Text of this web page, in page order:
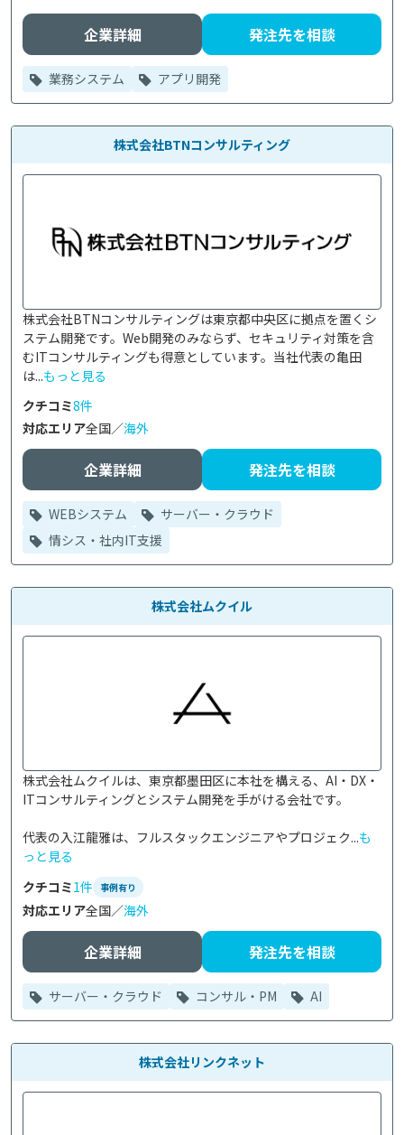
企業詳細 発注先を相談
業務システム アプリ開発
株式会社BTNコンサルティング
株式会社BTNコンサルティングは東京都中央区に拠点を置くシ
ステム開発です。Web開発のみならず、セキュリティ対策を含
むITコンサルティングも得意としています。当社代表の亀田
は...もっと見る
クチコミ8件
対応エリア全国／海外
企業詳細 発注先を相談
WEBシステム
サーバー・クラウド
情シス・社内IT支援
株式会社ムクイル
株式会社ムクイルは、東京都墨田区に本社を構える、AI・DX・
ITコンサルティングとシステム開発を手がける会社です。
代表の入江龍雅は、フルスタックエンジニアやプロジェク...も
っと見る
クチコミ1件 事例有り
対応エリア全国／海外
企業詳細 発注先を相談
サーバー・クラウド コンサル・PM AI
株式会社リンクネット